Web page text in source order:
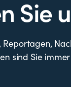
Sie
Reportagen,
sind Sie